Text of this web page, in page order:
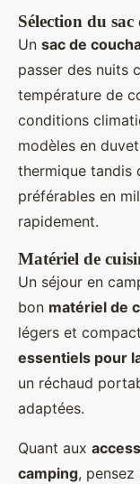
Sélection du sac
Un sac de
passer des nuits
température de
conditions
modèles en
thermique tandis
préférables en
rapidement.
Matériel de
Un séjour en
bon matériel de
légers et
essentiels pour
un réchaud
adaptées.
Quant aux
camping,